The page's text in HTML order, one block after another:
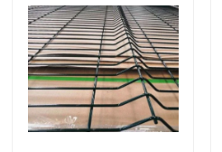
금속 말뚝 울타리 펜싱
358 메쉬 펜싱